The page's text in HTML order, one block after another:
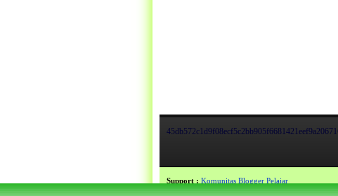
Support : Komunitas Blogger Pelajar
Copyright © 2013.BLOG GURU | Guru Blogger-